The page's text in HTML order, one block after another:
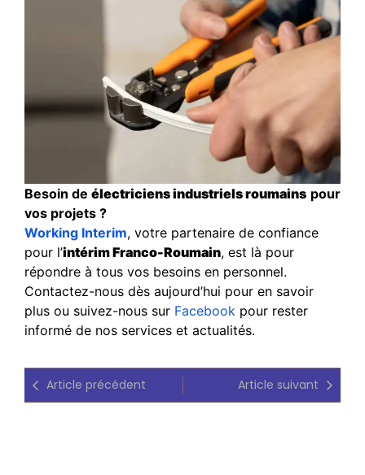
Besoin de électriciens industriels roumains pour
vos projets ?
Working Interim, votre partenaire de confiance
pour l’intérim Franco-Roumain, est là pour
répondre à tous vos besoins en personnel.
Contactez-nous dès aujourd’hui pour en savoir
plus ou suivez-nous sur Facebook pour rester
informé de nos services et actualités.
Article précédent Article suivant